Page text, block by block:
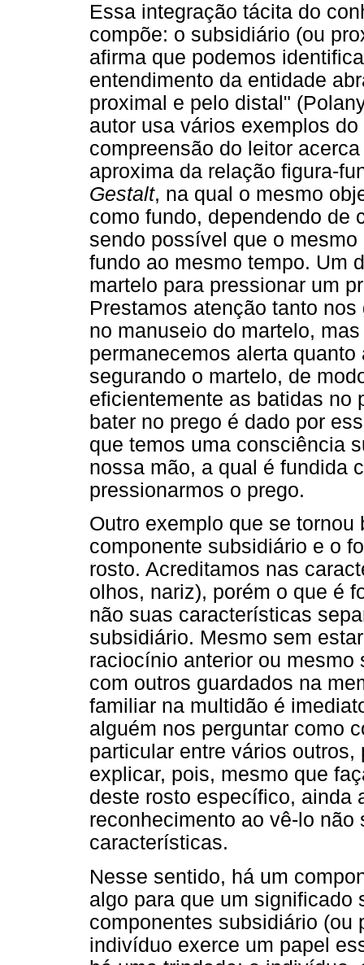
Essa integração tácita do
compõe: o subsidiário (ou
afirma que podemos
entendimento da entidade
proximal e pelo distal"
autor usa vários exemplos
compreensão do leitor
aproxima da relação figura-
Gestalt, na qual o mesmo
como fundo, dependendo de
sendo possível que o
fundo ao mesmo tempo. Um
martelo para pressionar um
Prestamos atenção tanto
no manuseio do martelo,
permanecemos alerta
segurando o martelo, de
eficientemente as batidas no
bater no prego é dado por
que temos uma consciência
nossa mão, a qual é fundida
pressionarmos o prego.
Outro exemplo que se
componente subsidiário e o
rosto. Acreditamos nas
olhos, nariz), porém o que é
não suas características
subsidiário. Mesmo sem
raciocínio anterior ou
com outros guardados na
familiar na multidão é
alguém nos perguntar como
particular entre vários
explicar, pois, mesmo que
deste rosto específico, ainda
reconhecimento ao vê-lo
características.
Nesse sentido, há um
algo para que um significado
componentes subsidiário (ou
indivíduo exerce um papel